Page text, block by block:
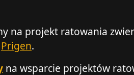
na projekt ratowania
Prigen.
na wsparcie projektów